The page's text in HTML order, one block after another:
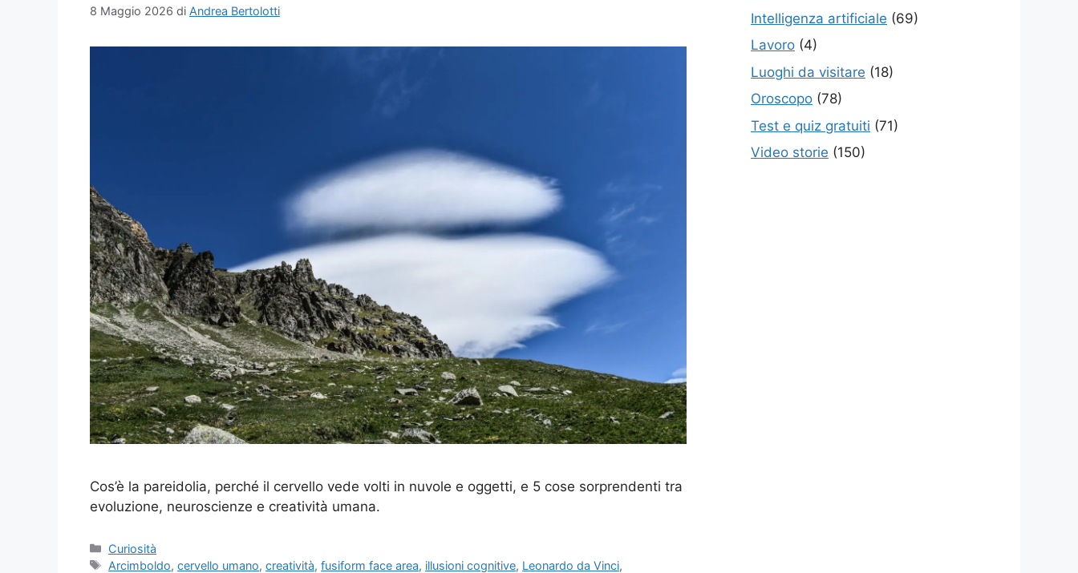
8 Maggio 2026 di Andrea Bertolotti
Cos’è la pareidolia, perché il cervello vede volti in nuvole e oggetti, e 5 cose sorprendenti tra
evoluzione, neuroscienze e creatività umana.
Categorie
Curiosità
Tag
Arcimboldo,cervello umano,creatività,fusiform face area, illusioni cognitive, Leonardo da Vinci,
Intelligenza artificiale (69)
Lavoro (4)
Luoghi da visitare (18)
Oroscopo (78)
Test e quiz gratuiti (71)
Video storie (150)